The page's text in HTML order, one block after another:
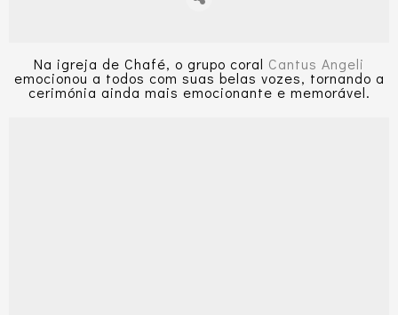
Na igreja de Chafé, o grupo coral Cantus Angeli
emocionou a todos com suas belas vozes, tornando a
cerimónia ainda mais emocionante e memorável.